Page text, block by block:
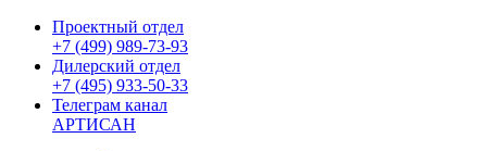
Проектный отдел
+7 (499) 989-73-93
Дилерский отдел
+7 (495) 933-50-33
Телеграм канал
АРТИСАН